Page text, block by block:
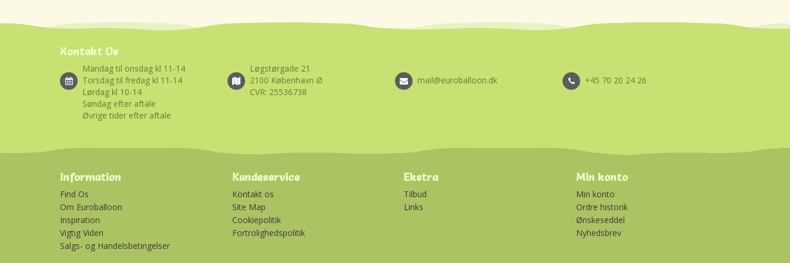
Kontakt Os
Mandag til onsdag kl 11-14
Torsdag til fredag kl 11-14
Lørdag kl 10-14
Søndag efter aftale
Øvrige tider efter aftale
Løgstørgade 21
2100 København Ø
CVR: 25536738
mail@euroballoon.dk +45 70 20 24 26
Information
Find Os
Om Euroballoon
Inspiration
Vigtig Viden
Salgs- og Handelsbetingelser
Kundeservice
Kontakt os
Site Map
Cookiepolitik
Fortrolighedspolitik
Ekstra
Tilbud
Links
Min konto
Min konto
Ordre historik
Ønskeseddel
Nyhedsbrev